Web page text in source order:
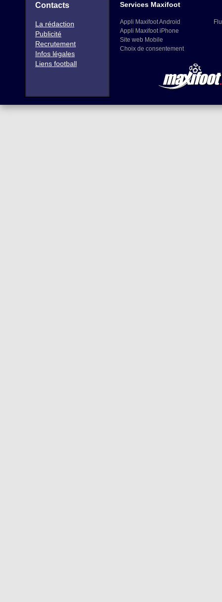
Contacts
La rédaction
Publicité
Recrutement
Infos légales
Liens football
Services Maxifoot
Appli Maxifoot Android
Appli Maxifoot iPhone
Site web Mobile
Choix de consentement